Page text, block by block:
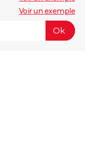
Voir un exemple